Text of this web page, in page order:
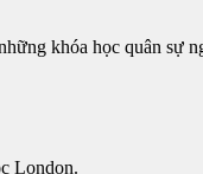
khóa học quân sự
London.